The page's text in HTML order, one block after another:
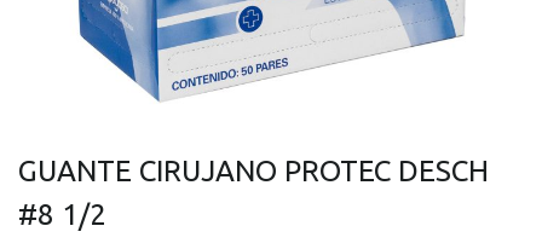
GUANTE CIRUJANO PROTEC DESCH
#8 1/2